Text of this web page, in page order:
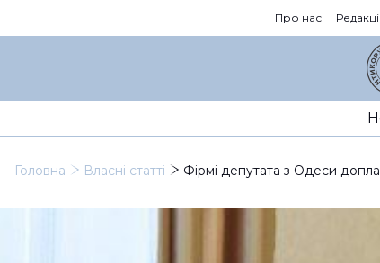
Про нас
Головна Власні статті Фірмі депутата з Одеси